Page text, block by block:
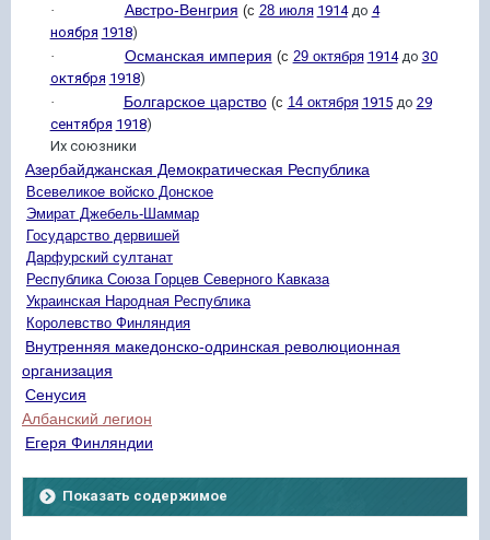
·
Австро-Венгрия (с 28 июля 1914до 4
ноября 1918)
·
Османская империя (с 29 октября 1914до 30
октября 1918)
·
Болгарское царство(с 14 октября 1915до 29
сентября 1918)
Их союзники
Азербайджанская Демократическая Республика
Всевеликое войско Донское
Эмират Джебель-Шаммар
Государство дервишей
Дарфурский султанат
Республика Союза Горцев Северного Кавказа
Украинская Народная Республика
Королевство Финляндия
Внутренняя македонско-одринская революционная
организация
Сенусия
Албанский легион
Егеря Финляндии
Показать содержимое